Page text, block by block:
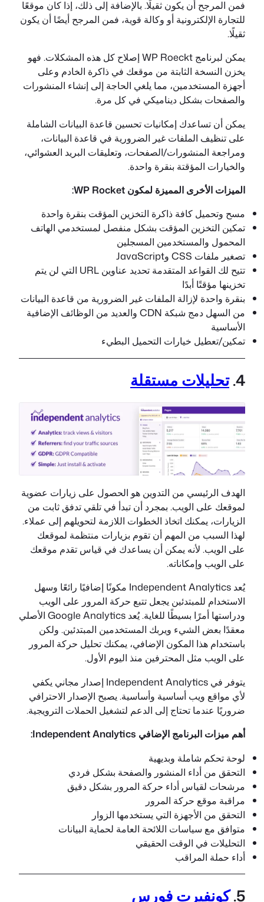
فمن المرجح أن يكون ثقيلًا. بالإضافة إلى ذلك، إذا كان موقعًا
للتجارة الإلكترونية أو وكالة قوية، فمن المرجح أيضًا أن يكون
ثقيلًا.
يمكن لبرنامج WP Roeckt إصلاح كل هذه المشكلات. فهو
يخزن النسخة الثابتة من موقعك في ذاكرة الخادم وعلى
أجهزة المستخدمين، مما يلغي الحاجة إلى إنشاء المنشورات
والصفحات بشكل ديناميكي في كل مرة.
يمكن أن تساعدك إمكانيات تحسين قاعدة البيانات الشاملة
على تنظيف الملفات غير الضرورية في قاعدة البيانات،
ومراجعة المنشورات/الصفحات، وتعليقات البريد العشوائي،
والخيارات المؤقتة بنقرة واحدة.
الميزات الأخرى المميزة لمكون WP Rocket:
مسح وتحميل كافة ذاكرة التخزين المؤقت بنقرة واحدة
تمكين التخزين المؤقت بشكل منفصل لمستخدمي الهاتف
المحمول والمستخدمين المسجلين
تصغير ملفات CSS وJavaScript
تتيح لك القواعد المتقدمة تحديد عناوين URL التي لن يتم
تخزينها مؤقتًا أبدًا
بنقرة واحدة لإزالة الملفات غير الضرورية من قاعدة البيانات
من السهل دمج شبكة CDN والعديد من الوظائف الإضافية
الأساسية
تمكين/تعطيل خيارات التحميل البطيء
4. تحليلات مستقلة
الهدف الرئيسي من التدوين هو الحصول على زيارات عضوية
لموقعك على الويب. بمجرد أن تبدأ في تلقي تدفق ثابت من
الزيارات، يمكنك اتخاذ الخطوات اللازمة لتحويلهم إلى عملاء.
لهذا السبب من المهم أن تقوم بزيارات منتظمة لموقعك
على الويب. لأنه يمكن أن يساعدك في قياس تقدم موقعك
على الويب وإمكاناته.
يُعد Independent Analytics مكونًا إضافيًا رائعًا وسهل
الاستخدام للمبتدئين يجعل تتبع حركة المرور على الويب
ودراستها أمرًا بسيطًا للغاية. يُعد Google Analytics الأصلي
معقدًا بعض الشيء ويربك المستخدمين المبتدئين. ولكن
باستخدام هذا المكون الإضافي، يمكنك تحليل حركة المرور
على الويب مثل المحترفين منذ اليوم الأول.
يتوفر في Independent Analytics إصدار مجاني يكفي
لأي مواقع ويب أساسية وأساسية. يصبح الإصدار الاحترافي
ضروريًا عندما تحتاج إلى الدعم لتشغيل الحملات الترويجية.
أهم ميزات البرنامج الإضافي Independent Analytics:
لوحة تحكم شاملة وبديهية
التحقق من أداء المنشور والصفحة بشكل فردي
مرشحات لقياس أداء حركة المرور بشكل دقيق
مراقبة موقع حركة المرور
التحقق من الأجهزة التي يستخدمها الزوار
متوافق مع سياسات اللائحة العامة لحماية البيانات
التحليلات في الوقت الحقيقي
أداء حملة المراقب
5. كونفيرت فورس